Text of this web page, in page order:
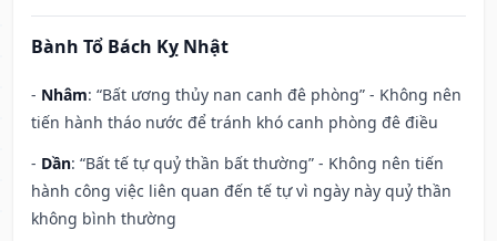
Bành Tổ Bách Kỵ Nhật
- Nhâm: “Bất ương thủy nan canh đê phòng” - Không nên
tiến hành tháo nước để tránh khó canh phòng đê điều
- Dần: “Bất tế tự quỷ thần bất thường” - Không nên tiến
hành công việc liên quan đến tế tự vì ngày này quỷ thần
không bình thường